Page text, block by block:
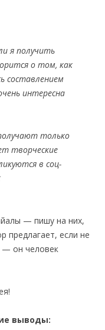
я получить
о том, как
составлением
интересна
только
творческие
в соц-
— пишу на них,
предлагает, если не
— он человек
выводы: